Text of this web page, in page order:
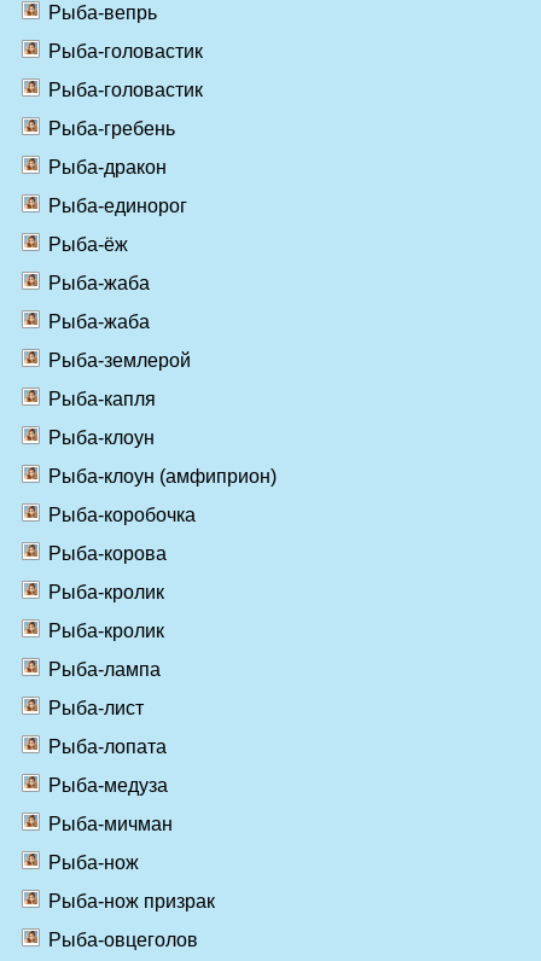
Рыба-вепрь
Рыба-головастик
Рыба-головастик
Рыба-гребень
Рыба-дракон
Рыба-единорог
Рыба-ёж
Рыба-жаба
Рыба-жаба
Рыба-землерой
Рыба-капля
Рыба-клоун
Рыба-клоун (амфиприон)
Рыба-коробочка
Рыба-корова
Рыба-кролик
Рыба-кролик
Рыба-лампа
Рыба-лист
Рыба-лопата
Рыба-медуза
Рыба-мичман
Рыба-нож
Рыба-нож призрак
Рыба-овцеголов